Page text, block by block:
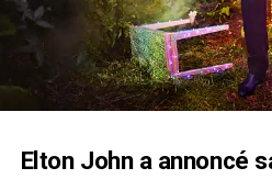
Elton John a annoncé